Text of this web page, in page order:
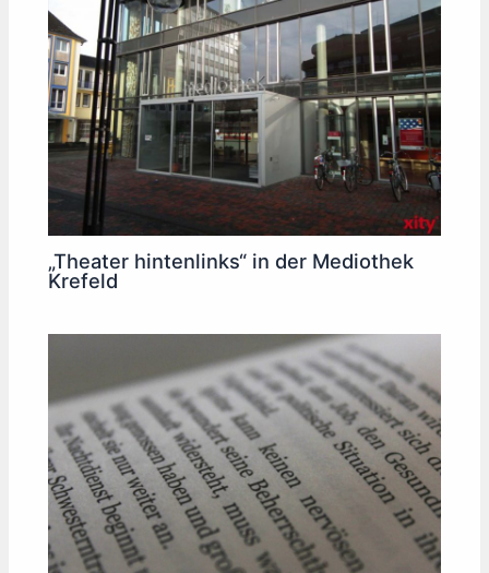
„Theater hintenlinks“ in der Mediothek
Krefeld